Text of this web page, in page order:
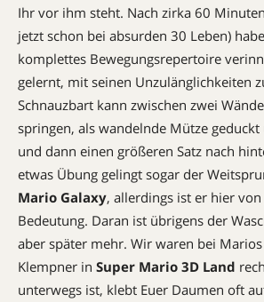
Ihr vor ihm steht. Nach zirka 60
jetzt schon bei absurden 30 Leben)
komplettes Bewegungsrepertoire
gelernt, mit seinen Unzulänglichkeiten
Schnauzbart kann zwischen zwei
springen, als wandelnde Mütze
und dann einen größeren Satz nach
etwas Übung gelingt sogar der
Mario Galaxy, allerdings ist er hier
Bedeutung. Daran ist übrigens der
aber später mehr. Wir waren bei
Klempner in Super Mario 3D Land
unterwegs ist, klebt Euer Daumen oft